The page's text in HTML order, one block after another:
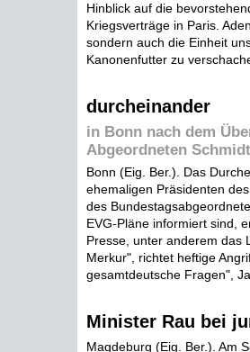
Hinblick auf die
Kriegsverträge in Paris.
sondern auch die Einheit
Kanonenfutter zu
durcheinander
in Bonn nach dem
Abgeordneten
Bonn (Eig. Ber.). Das
ehemaligen Präsidenten
des
EVG-Pläne informiert sind,
Presse, unter anderem das
Merkur", richtet heftige
gesamtdeutsche Fragen",
Minister Rau bei
Magdeburg (Eig. Ber.). Am